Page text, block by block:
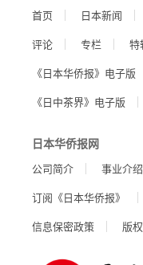
首页 日本新闻
评论
专栏 特
《日本华侨报》电子版
《日中茶界》电子版
日本华侨报网
公司简介 事业介绍
订阅《日本华侨报》
信息保密政策
版